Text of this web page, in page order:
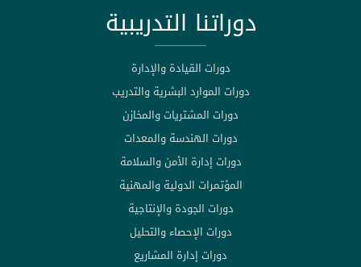
دوراتنا التدريبية
دورات القيادة والإدارة
دورات الموارد البشرية والتدريب
دورات المشتريات والمخازن
دورات الهندسة والمعدات
دورات إدارة الأمن والسلامة
المؤتمرات الدولية والمهنية
دورات الجودة والإنتاجية
دورات الإحصاء والتحليل
دورات إدارة المشاريع